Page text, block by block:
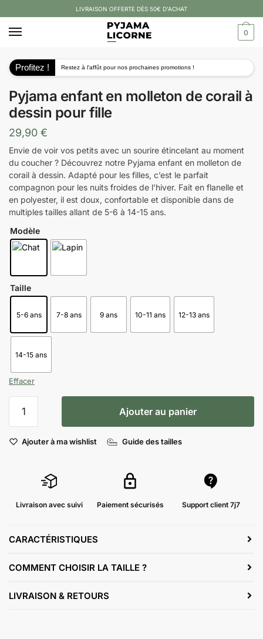
LIVRAISON OFFERTE DÈS 50€ D’ACHAT
0
Profitez ! Restez à l'affût pour nos prochaines promotions !
Pyjama enfant en molleton de corail à
dessin pour fille
29,90 €
Envie de voir vos petits avec un sourire étincelant au moment
du coucher ? Découvrez notre Pyjama enfant en molleton de
corail à dessin. Adapté pour les filles, c’est le parfait
compagnon pour les nuits froides de l’hiver. Fait en flanelle et
en polyester, il est doux, confortable et disponible dans de
multiples tailles allant de 5-6 à 14-15 ans.
Modèle
Taille
5-6 ans 7-8 ans 9 ans 10-11 ans 12-13 ans
14-15 ans
Effacer
Ajouter au panier
Ajouter à ma wishlist Guide des tailles
Livraison avec suivi Paiement sécurisés Support client 7j7
CARACTÉRISTIQUES
COMMENT CHOISIR LA TAILLE ?
LIVRAISON & RETOURS